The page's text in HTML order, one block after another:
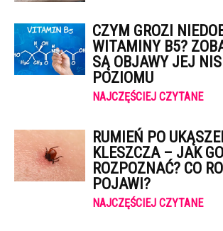
CZYM GROZI
WITAMINY B5?
SĄ OBJAWY JEJ
POZIOMU
NAJCZĘŚCIEJ CZYTANE
RUMIEŃ PO
KLESZCZA – JAK GO
ROZPOZNAĆ? CO
POJAWI?
NAJCZĘŚCIEJ CZYTANE